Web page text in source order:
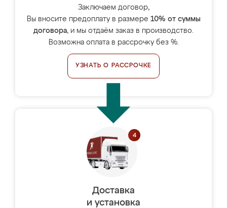
Заключаем договор,
Вы вносите предоплату в размере 10% от суммы
договора, и мы отдаём заказ в производство.
Возможна оплата в рассрочку без %.
УЗНАТЬ О РАССРОЧКЕ
Доставка
и установка